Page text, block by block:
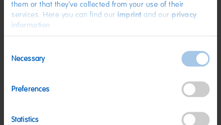
them or that they’ve collected from your use of their
services. Here you can find our imprintand our privacy
information
Selection
Necessary
Preferences
Statistics
Nährwerte pro 100 g
Energie:
davon gesättigte Fettsäuren:
davon Zucker:
Salz: